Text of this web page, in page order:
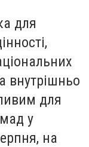
для
внутрішньо
для
у
на